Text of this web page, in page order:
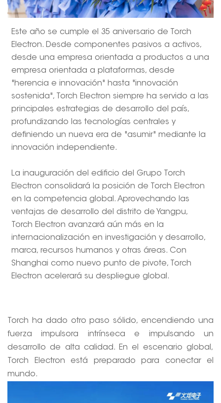
Este año se cumple el 35 aniversario de Torch
Electron. Desde componentes pasivos a activos,
desde una empresa orientada a productos a una
empresa orientada a plataformas, desde
"herencia e innovación" hasta "innovación
sostenida", Torch Electron siempre ha servido a las
principales estrategias de desarrollo del país,
profundizando las tecnologías centrales y
definiendo un nueva era de "asumir" mediante la
innovación independiente.
La inauguración del edificio del Grupo Torch
Electron consolidará la posición de Torch Electron
en la competencia global. Aprovechando las
ventajas de desarrollo del distrito de Yangpu,
Torch Electron avanzará aún más en la
internacionalización en investigación y desarrollo,
marca, recursos humanos y otras áreas. Con
Shanghai como nuevo punto de pivote, Torch
Electron acelerará su despliegue global.
Torch ha dado otro paso sólido, encendiendo una
fuerza impulsora intrínseca e impulsando un
desarrollo de alta calidad. En el escenario global,
Torch Electron está preparado para conectar el
mundo.